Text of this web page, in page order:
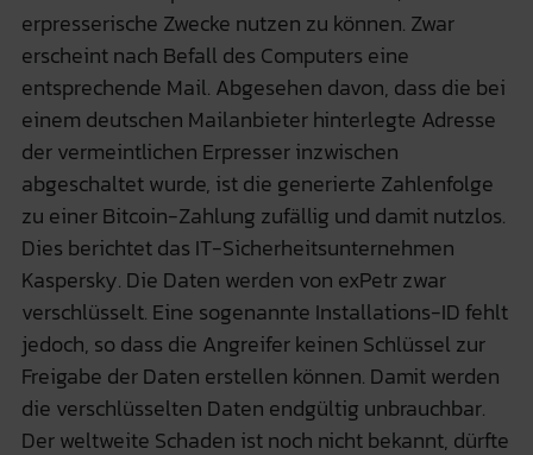
erpresserische Zwecke nutzen zu können. Zwar
erscheint nach Befall des Computers eine
entsprechende Mail. Abgesehen davon, dass die bei
einem deutschen Mailanbieter hinterlegte Adresse
der vermeintlichen Erpresser inzwischen
abgeschaltet wurde, ist die generierte Zahlenfolge
zu einer Bitcoin-Zahlung zufällig und damit nutzlos.
Dies berichtet das IT-Sicherheitsunternehmen
Kaspersky. Die Daten werden von exPetr zwar
verschlüsselt. Eine sogenannte Installations-ID fehlt
jedoch, so dass die Angreifer keinen Schlüssel zur
Freigabe der Daten erstellen können. Damit werden
die verschlüsselten Daten endgültig unbrauchbar.
Der weltweite Schaden ist noch nicht bekannt, dürfte